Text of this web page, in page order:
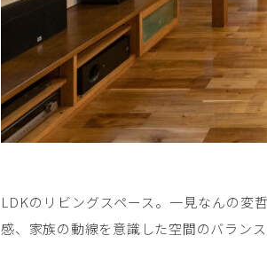
LDKのリビングスペース。一見なんの変
感、家族の動線を意識した空間のバランス